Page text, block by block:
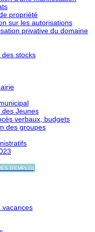
propriété
sur les autorisations
privative du domaine
des stocks
des Jeunes
verbaux, budgets
des groupes
D'EMPLOI
vacances